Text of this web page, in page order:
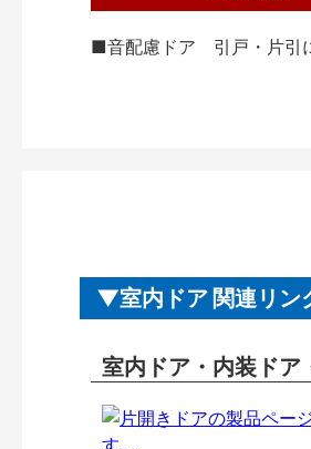
■音配慮ドア 引戸・片引
室内ドア 関連リン
室内ドア・内装ドア